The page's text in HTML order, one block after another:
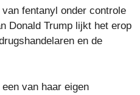
fentanyl onder controle
Donald Trump lijkt het erop
en de
van haar eigen